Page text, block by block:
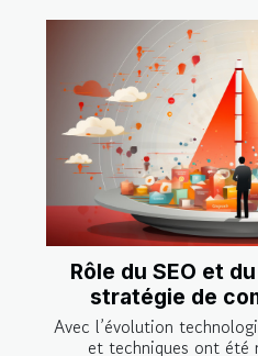
Rôle du SEO et
stratégie de
Avec l’évolution
et techniques ont été